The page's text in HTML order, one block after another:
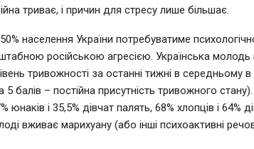
триває, і причин для стресу лише більшає.
населення України потребуватиме
російською агресією. Українська молодь
тривожності за останні тижні в середньому
5 балів – постійна присутність тривожного стану).
і 35,5% дівчат палять, 68% хлопців і 64%
вживає марихуану (або інші психоактивні